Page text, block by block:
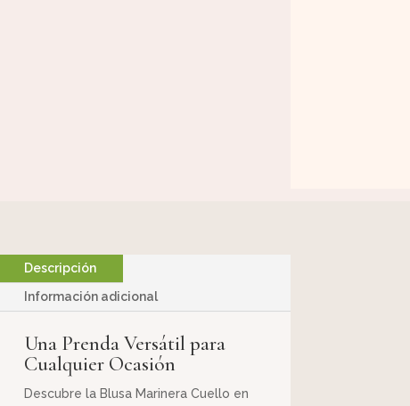
Descripción
Información adicional
Una Prenda Versátil para
Cualquier Ocasión
Descubre la Blusa Marinera Cuello en